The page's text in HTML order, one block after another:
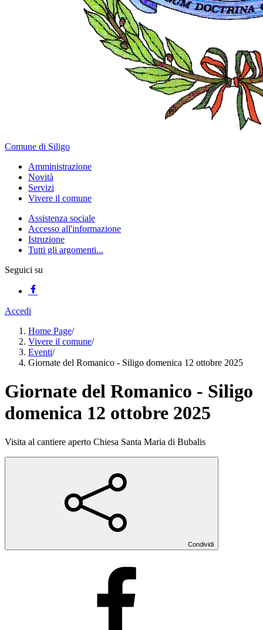
Comune di Siligo
Amministrazione
Novità
Servizi
Vivere il comune
Assistenza sociale
Accesso all'informazione
Istruzione
Tutti gli argomenti...
Seguici su
Accedi
Home Page/
Vivere il comune/
Eventi/
Giornate del Romanico - Siligo domenica 12 ottobre 2025
Giornate del Romanico - Siligo
domenica 12 ottobre 2025
Visita al cantiere aperto Chiesa Santa Maria di Bubalis
Condividi